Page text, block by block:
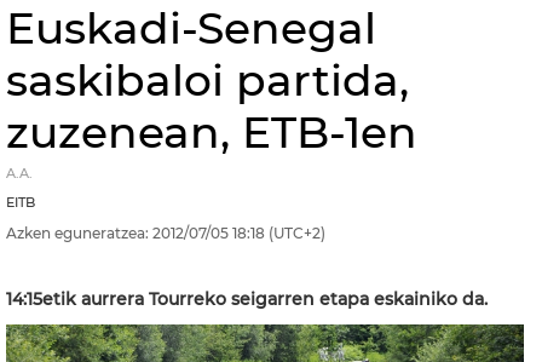
Euskadi-Senegal
saskibaloi partida,
zuzenean, ETB-1en
A.A.
EITB
Azken eguneratzea: 2012/07/05 18:18 (UTC+2)
14:15etik aurrera Tourreko seigarren etapa eskainiko da.